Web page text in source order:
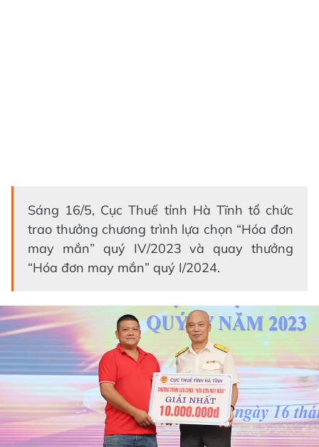
Sáng 16/5, Cục Thuế tỉnh Hà Tĩnh tổ chức
trao thưởng chương trình lựa chọn “Hóa đơn
may mắn” quý IV/2023 và quay thưởng
“Hóa đơn may mắn” quý I/2024.